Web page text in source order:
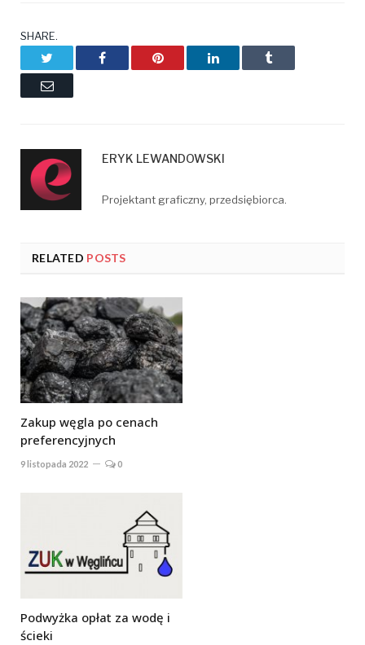
SHARE.
TwitterFacebookPinterestLinkedInTumblr
Email
ERYK LEWANDOWSKI
Projektant graficzny, przedsiębiorca.
RELATED POSTS
Zakup węgla po cenach
preferencyjnych
9 listopada 2022 0
Podwyżka opłat za wodę i
ścieki